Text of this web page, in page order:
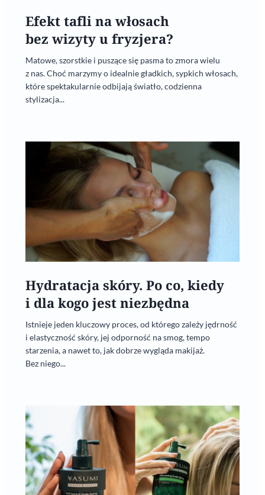
Efekt tafli na włosach
bez wizyty u fryzjera?
Matowe, szorstkie i puszące się pasma to zmora wielu
z nas. Choć marzymy o idealnie gładkich, sypkich włosach,
które spektakularnie odbijają światło, codzienna
stylizacja...
Hydratacja skóry. Po co, kiedy
i dla kogo jest niezbędna
Istnieje jeden kluczowy proces, od którego zależy jędrność
i elastyczność skóry, jej odporność na smog, tempo
starzenia, a nawet to, jak dobrze wygląda makijaż.
Bez niego...